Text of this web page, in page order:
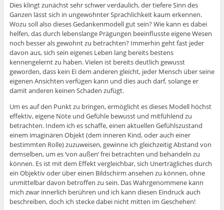
Dies klingt zunächst sehr schwer verdaulich, der tiefere Sinn des
Ganzen lässt sich in ungewohnter Sprachlichkeit kaum erkennen.
Wozu soll also dieses Gedankenmodell gut sein? Wie kann es dabei
helfen, das durch lebenslange Prägungen beeinflusste eigene Wesen
noch besser als gewohnt zu betrachten? Immerhin geht fast jeder
davon aus, sich sein eigenes Leben lang bereits bestens
kennengelernt zu haben. Vielen ist bereits deutlich gewusst
geworden, dass kein Ei dem anderen gleicht, jeder Mensch über seine
eigenen Ansichten verfügen kann und dies auch darf, solange er
damit anderen keinen Schaden zufügt.
Um es auf den Punkt zu bringen, ermöglicht es dieses Modell höchst
effektiv, eigene Nöte und Gefühle bewusst und mitfühlend zu
betrachten. Indem ich es schaffe, einen aktuellen Gefühlszustand
einem imaginären Objekt (dem inneren Kind, oder auch einer
bestimmten Rolle) zuzuweisen, gewinne ich gleichzeitig Abstand von
demselben, um es ‘von außen’ frei betrachten und behandeln zu
können. Es ist mit dem Effekt vergleichbar, sich Unerträgliches durch
ein Objektiv oder über einen Bildschirm ansehen zu können, ohne
unmittelbar davon betroffen zu sein. Das Wahrgenommene kann
mich zwar innerlich berühren und ich kann diesen Eindruck auch
beschreiben, doch ich stecke dabei nicht mitten im Geschehen!